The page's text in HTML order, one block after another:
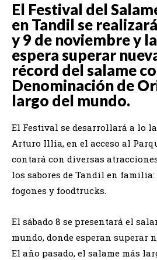
El Festival del
en Tandil se
y 9 de noviembre y
espera superar
récord del salame
Denominación de
largo del mundo.
El Festival se desarrollará a lo
Arturo Illia, en el acceso al
contará con diversas
los sabores de Tandil en
fogones y foodtrucks.
El sábado 8 se presentará el
mundo, donde esperan superar
El año pasado, el salame más